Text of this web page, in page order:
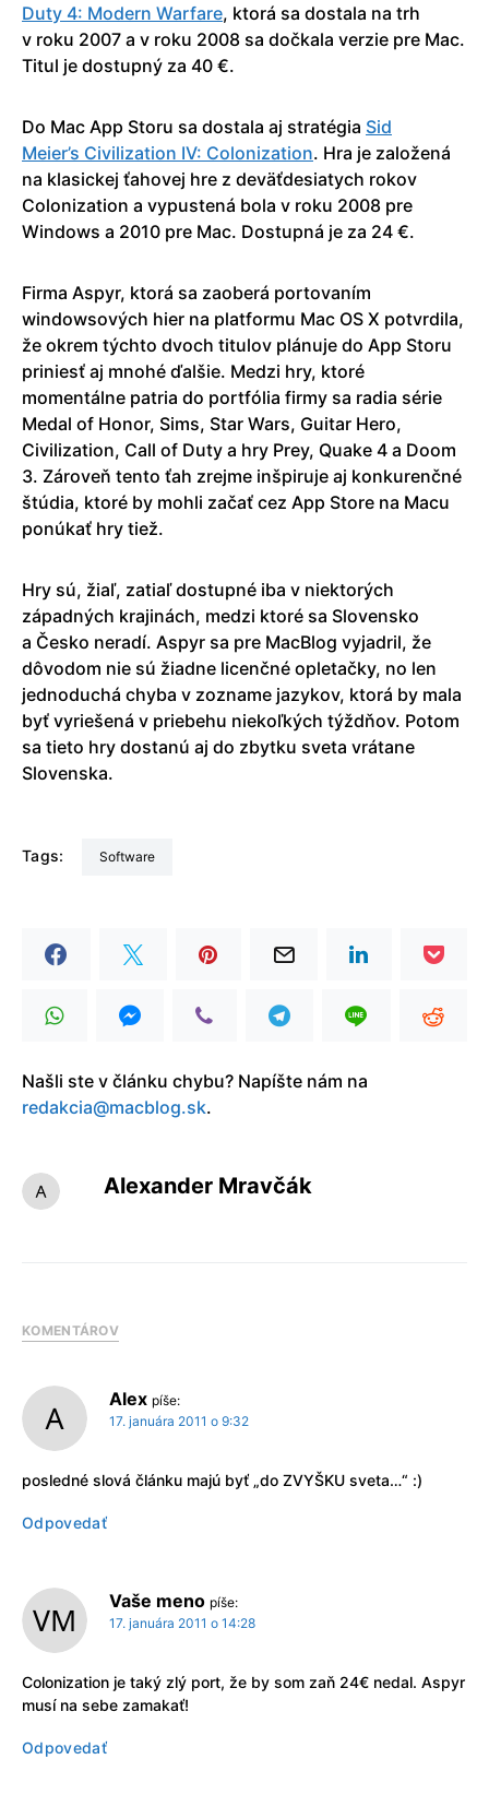
Duty 4: Modern Warfare, ktorá sa dostala na trh
v roku 2007 a v roku 2008 sa dočkala verzie pre Mac.
Titul je dostupný za 40 €.
Do Mac App Storu sa dostala aj stratégia Sid
Meier’s Civili­zation IV: Colonization. Hra je založená
na klasickej ťahovej hre z deväťdesiatych rokov
Colonization a vypustená bola v roku 2008 pre
Windows a 2010 pre Mac. Dostupná je za 24 €.
Firma Aspyr, ktorá sa zaoberá portovaním
windowsových hier na platformu Mac OS X potvrdila,
že okrem týchto dvoch titulov plánuje do App Storu
priniesť aj mnohé ďalšie. Medzi hry, ktoré
momentálne patria do portfólia firmy sa radia série
Medal of Honor, Sims, Star Wars, Guitar Hero,
Civilization, Call of Duty a hry Prey, Quake 4 a Doom
3. Zároveň tento ťah zrejme inšpiruje aj konkurenčné
štúdia, ktoré by mohli začať cez App Store na Macu
ponúkať hry tiež.
Hry sú, žiaľ, zatiaľ dostupné iba v niektorých
západných krajinách, medzi ktoré sa Slovensko
a Česko neradí. Aspyr sa pre MacBlog vyjadril, že
dôvodom nie sú žiadne licenčné opletačky, no len
jednoduchá chyba v zozname jazykov, ktorá by mala
byť vyriešená v priebehu niekoľkých týždňov. Potom
sa tieto hry dostanú aj do zbytku sveta vrátane
Slovenska.
Tags: Software
Našli ste v článku chybu? Napíšte nám na
redakcia@macblog.sk.
Alexander Mravčák
KOMENTÁROV
Alex píše:
17. januára 2011 o 9:32
posledné slová článku majú byť „do ZVYŠKU sveta…“ :)
Odpovedať
Vaše meno píše:
17. januára 2011 o 14:28
Colonization je taký zlý port, že by som zaň 24€ nedal. Aspyr
musí na sebe zamakať!
Odpovedať